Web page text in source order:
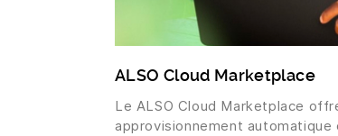
ALSO Cloud Marketplace
Le ALSO Cloud Marketplace
approvisionnement automatique